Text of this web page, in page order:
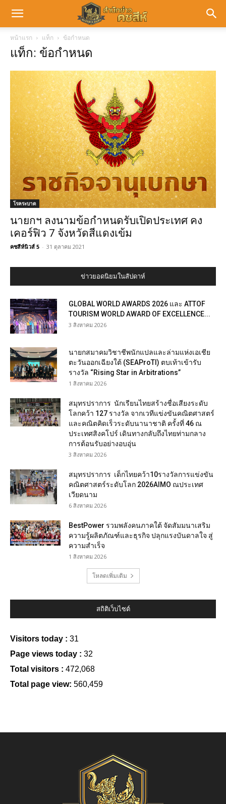
หน้าแรก แท็ก ข้อกำหนด
แท็ก: ข้อกำหนด
โรคระบาด
นายกฯ ลงนามข้อกำหนดรับเปิดประเทศ คง
เคอร์ฟิว 7 จังหวัดสีแดงเข้ม
คชสีห์นิวส์ 5 - 31 ตุลาคม 2021
ข่าวยอดนิยมในสัปดาห์
GLOBAL WORLD AWARDS 2026 และ ATTOF
TOURISM WORLD AWARD OF EXCELLENCE...
3 สิงหาคม 2026
นายกสมาคมวิชาชีพนักแปลและล่ามแห่งเอเชีย
ตะวันออกเฉียงใต้ (SEAProTI) ตบเท้าเข้ารับ
รางวัล “Rising Star in Arbitrations”
1 สิงหาคม 2026
สมุทรปราการ นักเรียนไทยสร้างชื่อเสียงระดับ
โลกคว้า 127 รางวัล จากเวทีแข่งขันคณิตศาสตร์
และคณิตคิดเร็วระดับนานาชาติ ครั้งที่ 46 ณ
ประเทศสิงคโปร์ เดินทางกลับถึงไทยท่ามกลาง
การต้อนรับอย่างอบอุ่น
3 สิงหาคม 2026
สมุทรปราการ เด็กไทยคว้า10รางวัลการแข่งขัน
คณิตศาสตร์ระดับโลก 2026AIMO ณประเทศ
เวียดนาม
6 สิงหาคม 2026
BestPower รวมพลังคนภาคใต้ จัดสัมมนาเสริม
ความรู้ผลิตภัณฑ์และธุรกิจ ปลุกแรงบันดาลใจ สู่
ความสำเร็จ
1 สิงหาคม 2026
โหลดเพิ่มเติม
สถิติเว็บไซต์
Visitors today : 31
Page views today : 32
Total visitors : 472,068
Total page view: 560,459